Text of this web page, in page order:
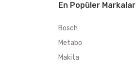
En Popüler Markalar
Bosch
Metabo
Makita